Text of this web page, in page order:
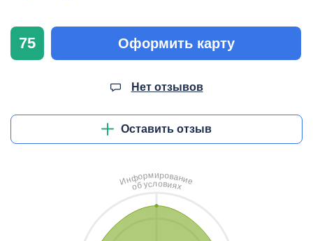
75 Оформить карту
Нет отзывов
Оставить отзыв
Информирование
обусловиях